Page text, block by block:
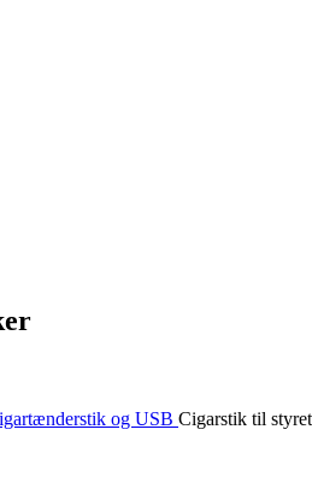
og USB Cigarstik til styret